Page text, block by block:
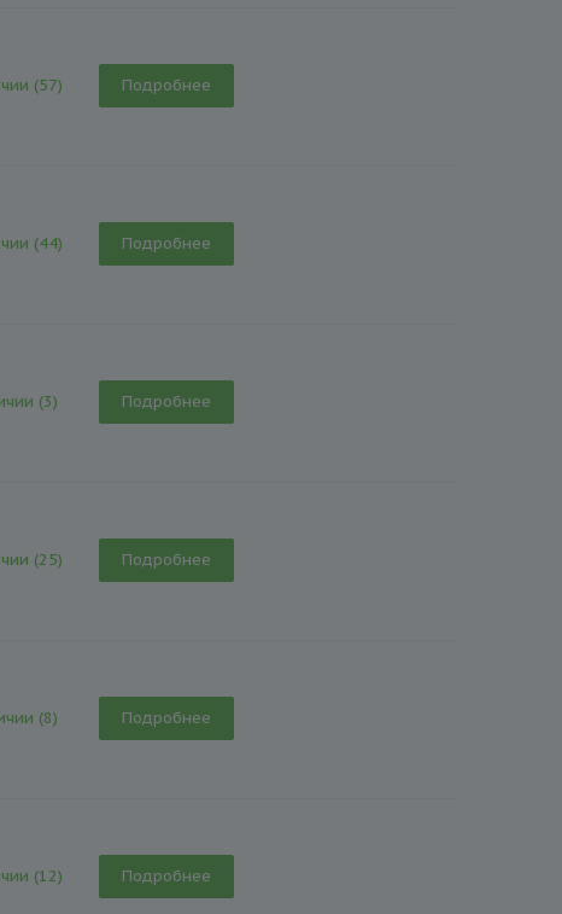
(57) Подробнее
(44) Подробнее
(3) Подробнее
(25) Подробнее
(8) Подробнее
(12) Подробнее